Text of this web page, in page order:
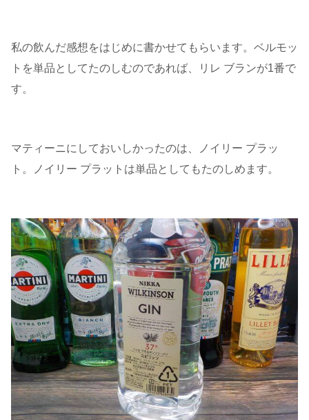
私の飲んだ感想をはじめに書かせてもらいます。ベルモッ
トを単品としてたのしむのであれば、リレ ブランが1番で
す。
マティーニにしておいしかったのは、ノイリー プラッ
ト。ノイリー プラットは単品としてもたのしめます。